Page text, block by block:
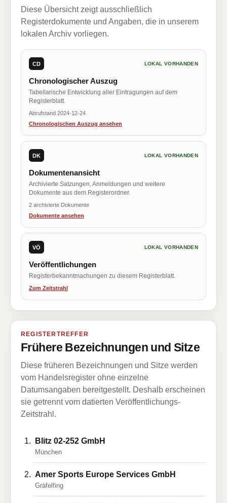
Diese Übersicht zeigt ausschließlich
Registerdokumente und Angaben, die in unserem
lokalen Archiv vorliegen.
CD LOKAL VORHANDEN
Chronologischer Auszug
Tabellarische Entwicklung aller Eintragungen auf dem
Registerblatt.
Abrufstand 2024-12-24
Chronologischen Auszug ansehen
DK LOKAL VORHANDEN
Dokumentenansicht
Archivierte Satzungen, Anmeldungen und weitere
Dokumente aus dem Registerordner.
2 archivierte Dokumente
Dokumente ansehen
VÖ LOKAL VORHANDEN
Veröffentlichungen
Registerbekanntmachungen zu diesem Registerblatt.
Zum Zeitstrahl
REGISTERTREFFER
Frühere Bezeichnungen und Sitze
Diese früheren Bezeichnungen und Sitze werden
vom Handelsregister ohne einzelne
Datumsangaben bereitgestellt. Deshalb erscheinen
sie getrennt vom datierten Veröffentlichungs-
Zeitstrahl.
Blitz 02-252 GmbH
München
Amer Sports Europe Services GmbH
Gräfelfing